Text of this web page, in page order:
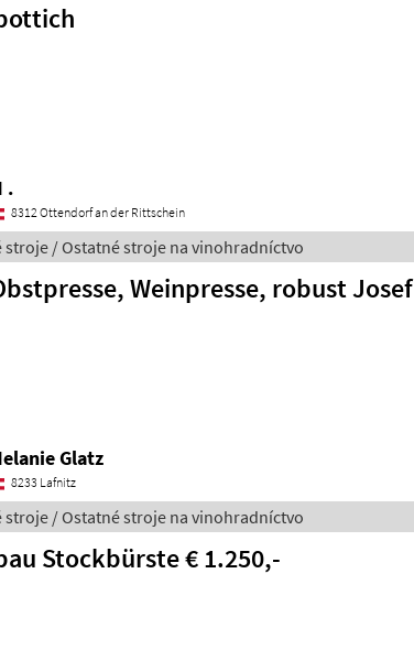
.
8312 Ottendorf an der Rittschein
stroje / Ostatné stroje na vinohradníctvo
Weinpresse, robust Josef
Glatz
8233 Lafnitz
stroje / Ostatné stroje na vinohradníctvo
Stockbürste € 1.250,-